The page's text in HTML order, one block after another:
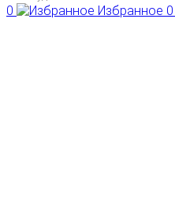
0 Избранное 0